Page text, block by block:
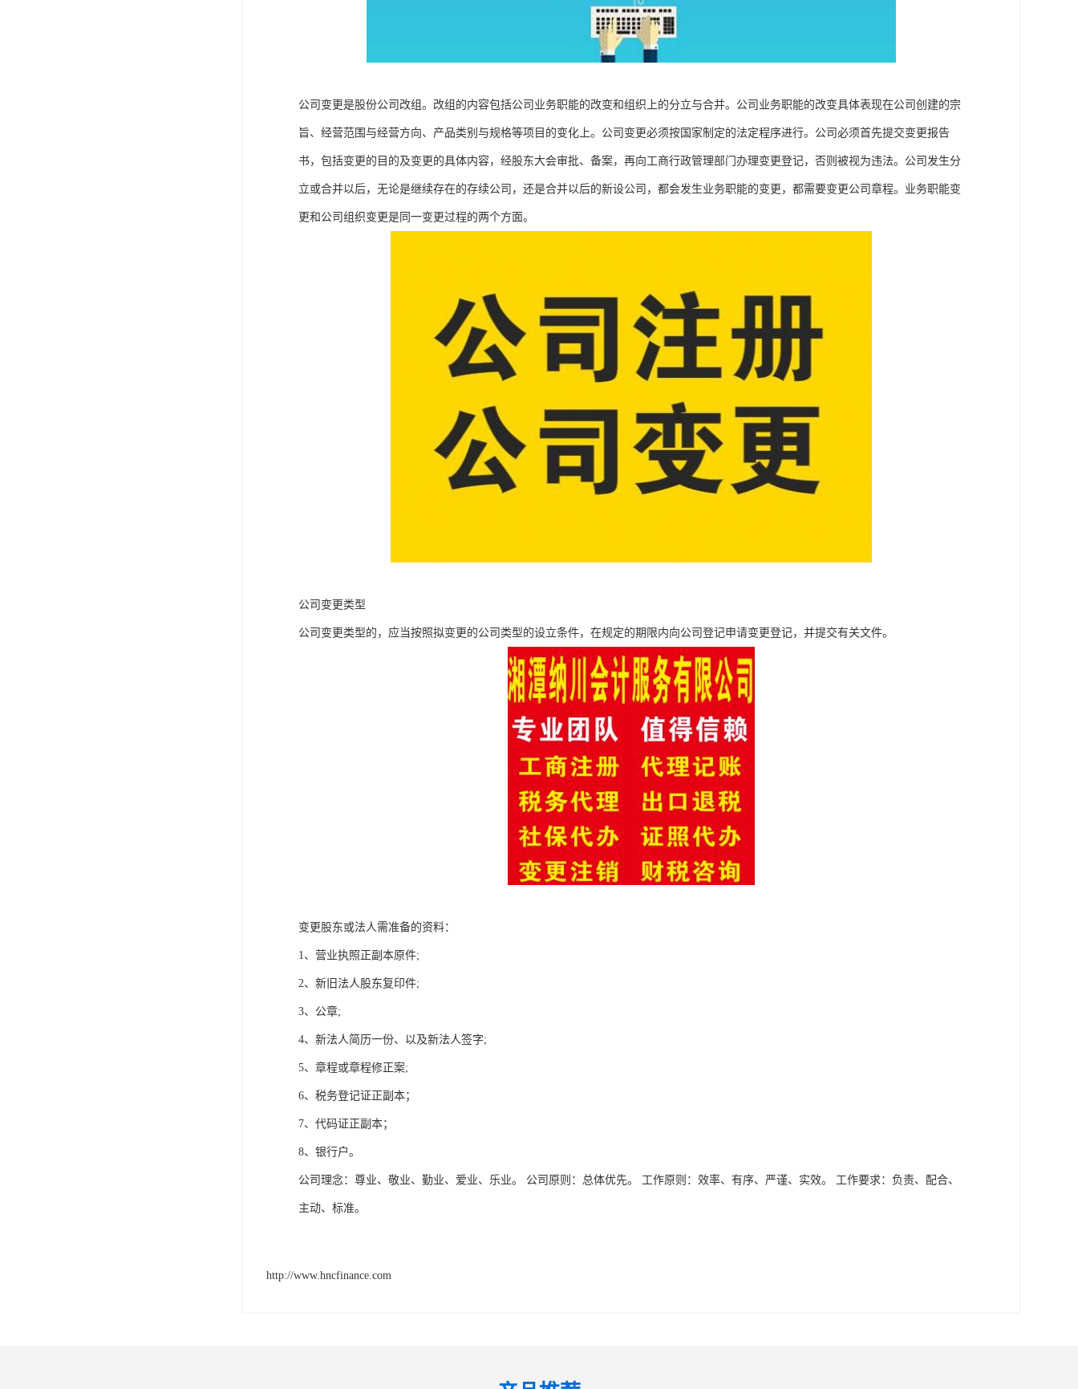
公司变更是股份公司改组。改组的内容包括公司业务职能的改变和组织上的分立与合并。公司业务职能的改变具体表现在公司创建的宗
旨、经营范围与经营方向、产品类别与规格等项目的变化上。公司变更必须按国家制定的法定程序进行。公司必须首先提交变更报告
书，包括变更的目的及变更的具体内容，经股东大会审批、备案，再向工商行政管理部门办理变更登记，否则被视为违法。公司发生分
立或合并以后，无论是继续存在的存续公司，还是合并以后的新设公司，都会发生业务职能的变更，都需要变更公司章程。业务职能变
更和公司组织变更是同一变更过程的两个方面。
公司变更类型
公司变更类型的，应当按照拟变更的公司类型的设立条件，在规定的期限内向公司登记申请变更登记，并提交有关文件。
变更股东或法人需准备的资料：
1、营业执照正副本原件;
2、新旧法人股东复印件;
3、公章;
4、新法人简历一份、以及新法人签字;
5、章程或章程修正案;
6、税务登记证正副本；
7、代码证正副本；
8、银行户。
公司理念：尊业、敬业、勤业、爱业、乐业。 公司原则：总体优先。 工作原则：效率、有序、严谨、实效。 工作要求：负责、配合、
主动、标准。
http://www.hncfinance.com